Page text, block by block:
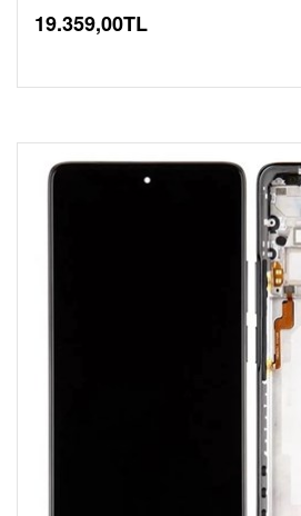
19.359,00TL